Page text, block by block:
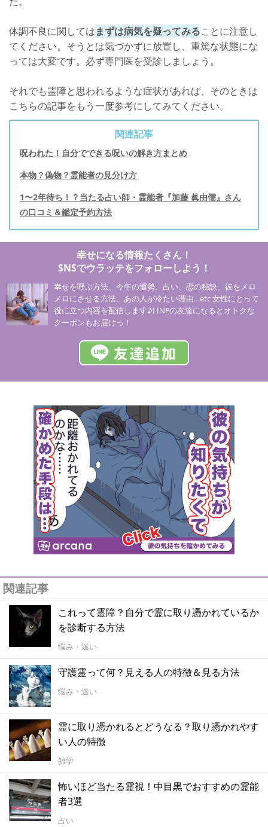
体調不良に関してはまずは病気を疑ってみることに注意し
てください。そうとは気づかずに放置し、重篤な状態にな
っては大変です。必ず専門医を受診しましょう。
それでも霊障と思われるような症状があれば、そのときは
こちらの記事をもう一度参考にしてみてください。
関連記事
呪われた！自分でできる呪いの解き方まとめ
本物？偽物？霊能者の見分け方
1〜2年待ち！？当たる占い師・霊能者『加藤 眞由儒』さん
の口コミ＆鑑定予約方法
幸せになる情報たくさん！
SNSでウラッテをフォローしよう！
幸せを呼ぶ方法、今年の運勢、占い、恋の秘訣、彼をメロ
メロにさせる方法、あの人が冷たい理由…etc 女性にとって
役に立つ内容を配信します♪LINEの友達になるとオトクな
クーポンもお届けっ！
関連記事
これって霊障？自分で霊に取り憑かれているか
を診断する方法
悩み・迷い
守護霊って何？見える人の特徴＆見る方法
悩み・迷い
霊に取り憑かれるとどうなる？取り憑かれやす
い人の特徴
雑学
怖いほど当たる霊視！中目黒でおすすめの霊能
者3選
占い